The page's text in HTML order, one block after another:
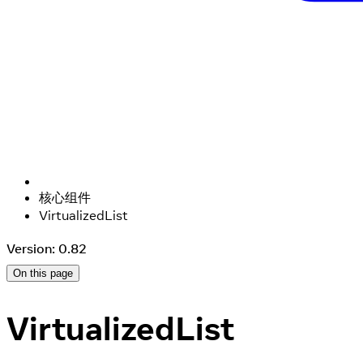
核心组件
VirtualizedList
Version: 0.82
On this page
VirtualizedList